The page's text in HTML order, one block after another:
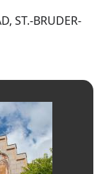
ST.-BRUDER-